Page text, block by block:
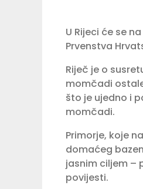
U Rijeci će se
Prvenstva
Riječ je o
momčadi
što je ujedno i
momčadi.
Primorje, koje
domaćeg
jasnim ciljem –
povijesti.